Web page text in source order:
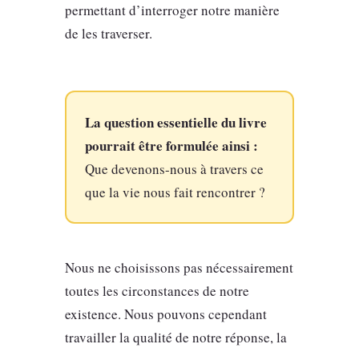
permettant d’interroger notre manière
de les traverser.
La question essentielle du livre
pourrait être formulée ainsi :
Que devenons-nous à travers ce
que la vie nous fait rencontrer ?
Nous ne choisissons pas nécessairement
toutes les circonstances de notre
existence. Nous pouvons cependant
travailler la qualité de notre réponse, la